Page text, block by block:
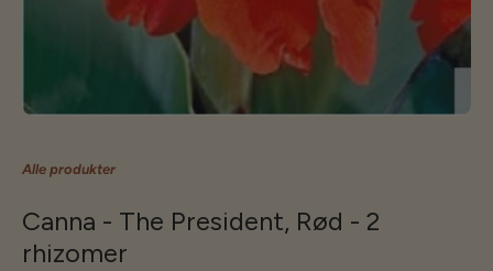
Alle produkter
Canna - The President, Rød - 2
rhizomer